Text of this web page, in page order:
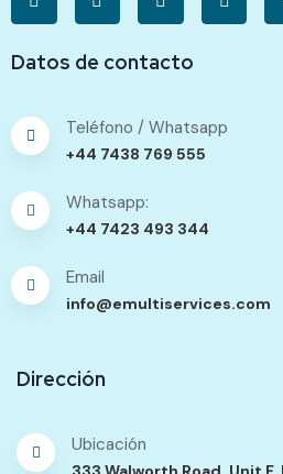
Datos de contacto
Teléfono / Whatsapp
+44 7438 769 555
Whatsapp:
+44 7423 493 344
Email
info@emultiservices.com
Dirección
Ubicación